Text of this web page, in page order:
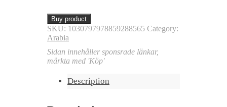
Buy product
SKU: 1030797978859288565 Category:
Arabia
Sidan innehåller sponsrade länkar,
märkta med 'Köp'
Description